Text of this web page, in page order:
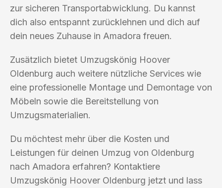
zur sicheren Transportabwicklung. Du kannst
dich also entspannt zurücklehnen und dich auf
dein neues Zuhause in Amadora freuen.
Zusätzlich bietet Umzugskönig Hoover
Oldenburg auch weitere nützliche Services wie
eine professionelle Montage und Demontage von
Möbeln sowie die Bereitstellung von
Umzugsmaterialien.
Du möchtest mehr über die Kosten und
Leistungen für deinen Umzug von Oldenburg
nach Amadora erfahren? Kontaktiere
Umzugskönig Hoover Oldenburg jetzt und lass